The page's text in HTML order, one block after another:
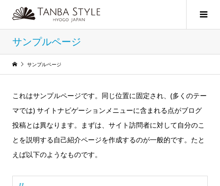
サンプルページ
サンプルページ
これはサンプルページです。同じ位置に固定され、(多くのテー
マでは) サイトナビゲーションメニューに含まれる点がブログ
投稿とは異なります。まずは、サイト訪問者に対して自分のこ
とを説明する自己紹介ページを作成するのが一般的です。たと
えば以下のようなものです。